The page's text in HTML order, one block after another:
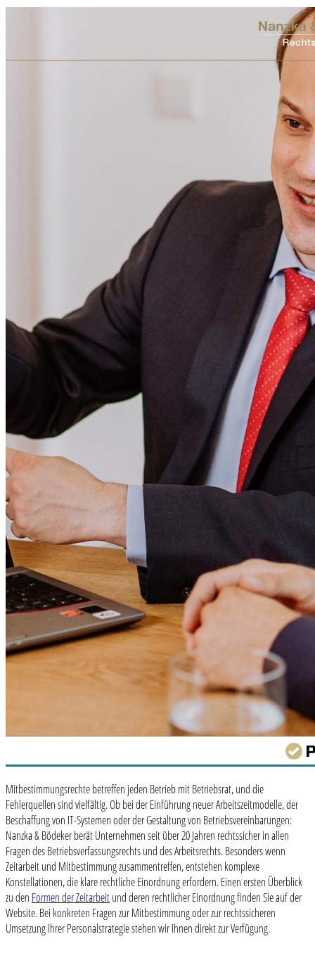
Mitbestimmungsrechte betreffen jeden Betrieb mit Betriebsrat, und die
Fehlerquellen sind vielfältig. Ob bei der Einführung neuer Arbeitszeitmodelle, der
Beschaffung von IT-Systemen oder der Gestaltung von Betriebsvereinbarungen:
Nanzka & Bödeker berät Unternehmen seit über 20 Jahren rechtssicher in allen
Fragen des Betriebsverfassungsrechts und des Arbeitsrechts. Besonders wenn
Zeitarbeit und Mitbestimmung zusammentreffen, entstehen komplexe
Konstellationen, die klare rechtliche Einordnung erfordern. Einen ersten Überblick
zu den Formen der Zeitarbeitund deren rechtlicher Einordnung finden Sie auf der
Website. Bei konkreten Fragen zur Mitbestimmung oder zur rechtssicheren
Umsetzung Ihrer Personalstrategie stehen wir Ihnen direkt zur Verfügung.